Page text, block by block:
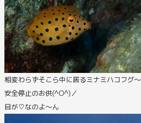
相変わらずそこら中に居るミナミハコフグ～
安全停止のお供(^O^)／
目が♡なのよ～ん